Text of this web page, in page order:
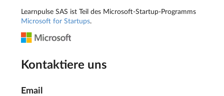
Learnpulse SAS ist Teil des Microsoft-Startup-Programms
Microsoft for Startups.
Kontaktiere uns
Email